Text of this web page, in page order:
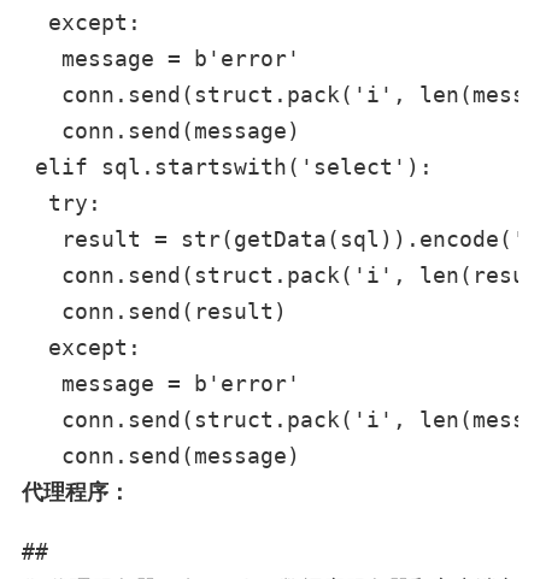
  except:
   message = b'error'
conn.send(struct.pack('i',
   conn.send(message)
elif sql.startswith('select'):
  try:
result =
conn.send(struct.pack('i',
   conn.send(result)
  except:
   message = b'error'
conn.send(struct.pack('i',
   conn.send(message)
代理程序：
##